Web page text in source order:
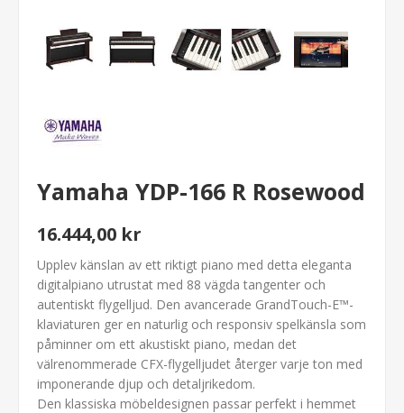
Yamaha YDP-166 R Rosewood
16.444,00 kr
Upplev känslan av ett riktigt piano med detta eleganta
digitalpiano utrustat med 88 vägda tangenter och
autentiskt flygelljud. Den avancerade GrandTouch-E™-
klaviaturen ger en naturlig och responsiv spelkänsla som
påminner om ett akustiskt piano, medan det
välrenommerade CFX-flygelljudet återger varje ton med
imponerande djup och detaljrikedom.
Den klassiska möbeldesignen passar perfekt i hemmet